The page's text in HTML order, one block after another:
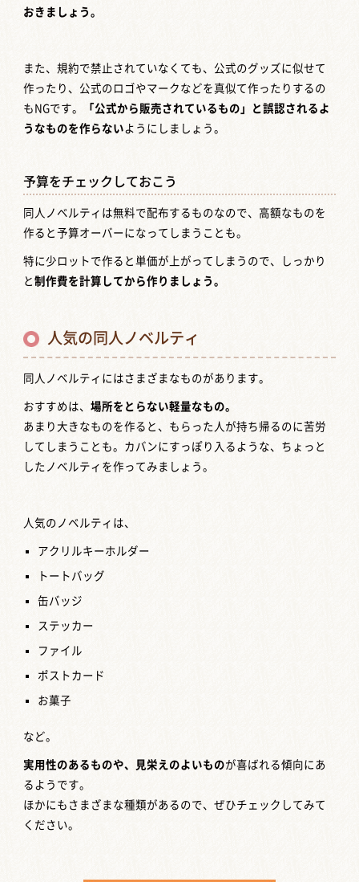
おきましょう。
また、規約で禁止されていなくても、公式のグッズに似せて
作ったり、公式のロゴやマークなどを真似て作ったりするの
もNGです。
「公式から販売されているもの」と誤認されるよ
うなものを作らないようにしましょう。
予算をチェックしておこう
同人ノベルティは無料で配布するものなので、高額なものを
作ると予算オーバーになってしまうことも。
特に少ロットで作ると単価が上がってしまうので、しっかり
と制作費を計算してから作りましょう。
人気の同人ノベルティ
同人ノベルティにはさまざまなものがあります。
おすすめは、場所をとらない軽量なもの。
あまり大きなものを作ると、もらった人が持ち帰るのに苦労
してしまうことも。カバンにすっぽり入るような、ちょっと
したノベルティを作ってみましょう。
人気のノベルティは、
アクリルキーホルダー
トートバッグ
缶バッジ
ステッカー
ファイル
ポストカード
お菓子
など。
実用性のあるものや、見栄えのよいものが喜ばれる傾向にあ
るようです。
ほかにもさまざまな種類があるので、ぜひチェックしてみて
ください。